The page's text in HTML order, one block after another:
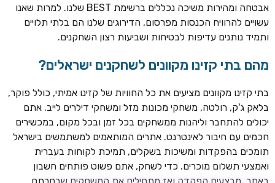
ROYSPINS
MEGAPARI
בונוס קבלת פנים: עד 125% בונוס עד €450 + 250 ספינים חינם
חבילת קבלת פנים: עד 280% בונוס עד €2,200 + 230 ספינים
אבטחה ומהירות משיכה נכללים ברשימת BEST שלנו. למרות שאנו
עשויים להרוויח הכנסות מפרסום, הדירוגים שלנו הם בלתי תלויים
ותמיד נותנים עדיפות לבטיחות ושביעות רצון השחקנים.
מהם בתי קזינו מקוונים לשחקנים ישראלים?
בתי קזינו מקוונים מציעים את כל החוויות של קזינו אמיתי, כולל פוקר,
בלאק ג'ק, רולטה, משחקי מכונות מזל ומשחקי דילרים לייב. אתם
יכולים להתחבר וליהנות ממשחקים בכל זמן ובכל מקום, במכשירים
חכמים עם חיבור לאינטרנט. אתרים המותאמים למשתמשים בישראל
תומכים בהפקדות ומשיכות בשקלים, תמיכת לקוחות בעברית
ואמצעי תשלום מוכרים. כדי לשחק, אתם פשוט פותחים חשבון